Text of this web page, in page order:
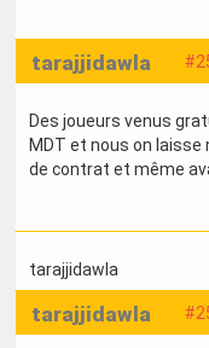
tarajjidawla
Des joueurs venus
MDT et nous on
de contrat et même
tarajjidawla
tarajjidawla